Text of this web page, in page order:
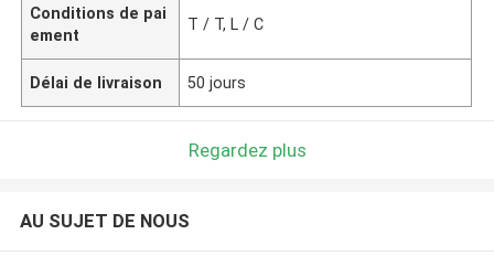
Conditions de pai
ement
T / T, L / C
Délai de livraison 50 jours
Regardez plus
AU SUJET DE NOUS